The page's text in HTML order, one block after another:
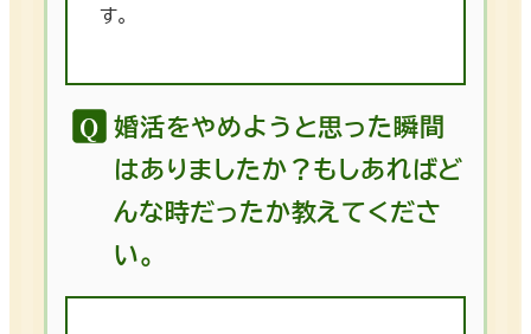
す。
婚活をやめようと思った瞬間
はありましたか？もしあればど
んな時だったか教えてくださ
い。